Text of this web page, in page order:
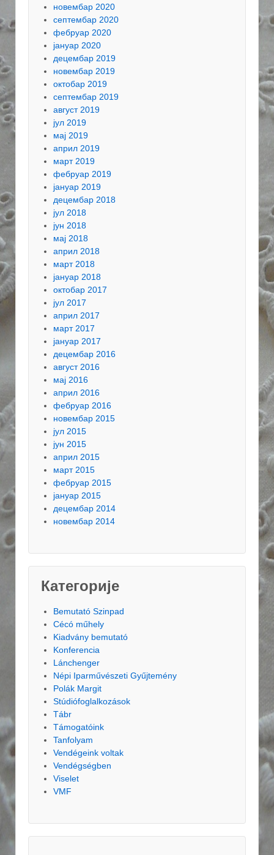
новембар 2020
септембар 2020
фебруар 2020
јануар 2020
децембар 2019
новембар 2019
октобар 2019
септембар 2019
август 2019
јул 2019
мај 2019
април 2019
март 2019
фебруар 2019
јануар 2019
децембар 2018
јул 2018
јун 2018
мај 2018
април 2018
март 2018
јануар 2018
октобар 2017
јул 2017
април 2017
март 2017
јануар 2017
децембар 2016
август 2016
мај 2016
април 2016
фебруар 2016
новембар 2015
јул 2015
јун 2015
април 2015
март 2015
фебруар 2015
јануар 2015
децембар 2014
новембар 2014
Категорије
Bemutató Szinpad
Cécó műhely
Kiadvány bemutató
Konferencia
Lánchenger
Népi Iparművészeti Gyűjtemény
Polák Margit
Stúdiófoglalkozások
Tábr
Támogatóink
Tanfolyam
Vendégeink voltak
Vendégségben
Viselet
VMF